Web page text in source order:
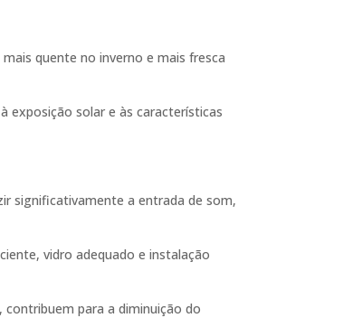
quente no inverno e mais fresca
exposição solar e às características
significativamente a entrada de som,
vidro adequado e instalação
para a diminuição do